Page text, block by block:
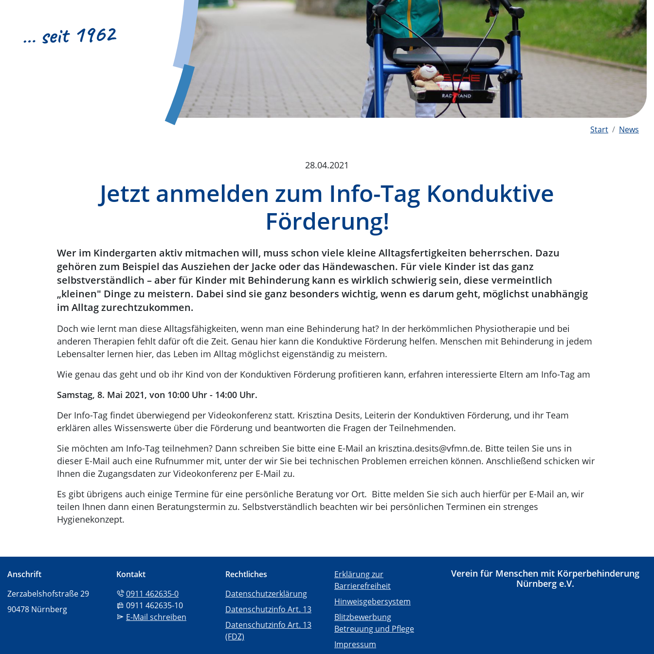
… seit 1962
Start News
28.04.2021
Jetzt anmelden zum Info-Tag Konduktive
Förderung!
Wer im Kindergarten aktiv mitmachen will, muss schon viele kleine Alltagsfertigkeiten beherrschen. Dazu
gehören zum Beispiel das Ausziehen der Jacke oder das Händewaschen. Für viele Kinder ist das ganz
selbstverständlich – aber für Kinder mit Behinderung kann es wirklich schwierig sein, diese vermeintlich
„kleinen" Dinge zu meistern. Dabei sind sie ganz besonders wichtig, wenn es darum geht, möglichst unabhängig
im Alltag zurechtzukommen.
Doch wie lernt man diese Alltagsfähigkeiten, wenn man eine Behinderung hat? In der herkömmlichen Physiotherapie und bei
anderen Therapien fehlt dafür oft die Zeit. Genau hier kann die Konduktive Förderung helfen. Menschen mit Behinderung in jedem
Lebensalter lernen hier, das Leben im Alltag möglichst eigenständig zu meistern.
Wie genau das geht und ob ihr Kind von der Konduktiven Förderung profitieren kann, erfahren interessierte Eltern am Info-Tag am
Samstag, 8. Mai 2021, von 10:00 Uhr - 14:00 Uhr.
Der Info-Tag findet überwiegend per Videokonferenz statt. Krisztina Desits, Leiterin der Konduktiven Förderung, und ihr Team
erklären alles Wissenswerte über die Förderung und beantworten die Fragen der Teilnehmenden.
Sie möchten am Info-Tag teilnehmen? Dann schreiben Sie bitte eine E-Mail an krisztina.desits@vfmn.de. Bitte teilen Sie uns in
dieser E-Mail auch eine Rufnummer mit, unter der wir Sie bei technischen Problemen erreichen können. Anschließend schicken wir
Ihnen die Zugangsdaten zur Videokonferenz per E-Mail zu.
Es gibt übrigens auch einige Termine für eine persönliche Beratung vor Ort. Bitte melden Sie sich auch hierfür per E-Mail an, wir
teilen Ihnen dann einen Beratungstermin zu. Selbstverständlich beachten wir bei persönlichen Terminen ein strenges
Hygienekonzept.
Anschrift
Zerzabelshofstraße 29
90478 Nürnberg
Kontakt
Tel:
0911 462635-0
Fax:
0911 462635-10
Mail:
E-Mail schreiben
Rechtliches
Datenschutzerklärung
Datenschutzinfo Art. 13
Datenschutzinfo Art. 13
(FDZ)
Erklärung zur
Barrierefreiheit
Hinweisgebersystem
Blitzbewerbung
Betreuung und Pflege
Impressum
Verein für Menschen mit Körperbehinderung
Nürnberg e.V.